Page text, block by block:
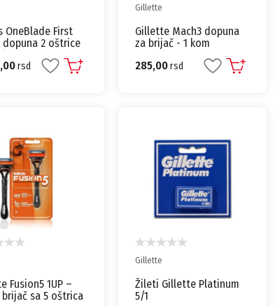
OneBlade First
dopuna 2 oštrice
rsd
Gillette
Gillette Mach3 dopuna
za brijač - 1 kom
285,00rsd
Fusion5 1UP –
brijač sa 5 oštrica
Gillette
Žileti Gillette Platinum
5/1